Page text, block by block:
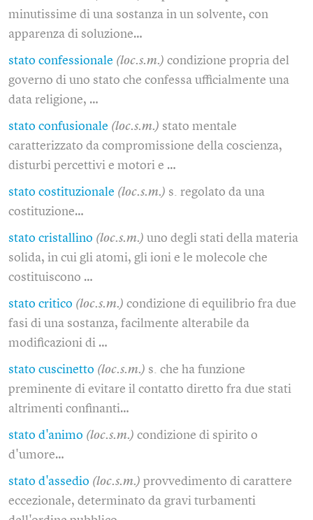
minutissime di una sostanza in un solvente, con
apparenza di soluzione…
stato confessionale (loc.s.m.) condizione propria del
governo di uno stato che confessa ufficialmente una
data religione, …
stato confusionale (loc.s.m.) stato mentale
caratterizzato da compromissione della coscienza,
disturbi percettivi e motori e …
stato costituzionale (loc.s.m.) s. regolato da una
costituzione…
stato cristallino (loc.s.m.) uno degli stati della materia
solida, in cui gli atomi, gli ioni e le molecole che
costituiscono …
stato critico (loc.s.m.) condizione di equilibrio fra due
fasi di una sostanza, facilmente alterabile da
modificazioni di …
stato cuscinetto (loc.s.m.) s. che ha funzione
preminente di evitare il contatto diretto fra due stati
altrimenti confinanti…
stato d'animo (loc.s.m.) condizione di spirito o
d'umore…
stato d'assedio (loc.s.m.) provvedimento di carattere
eccezionale, determinato da gravi turbamenti